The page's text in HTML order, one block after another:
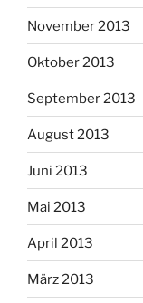
November 2013
Oktober 2013
September 2013
August 2013
Juni 2013
Mai 2013
April 2013
März 2013